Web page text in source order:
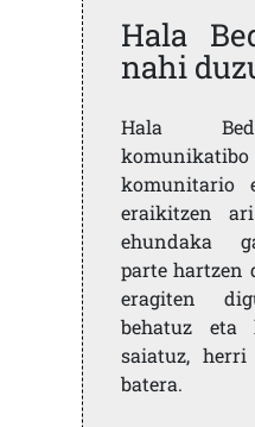
Hala
nahi
Hala
komunitario
eraikitzen
ehundaka
parte hartzen
eragiten
behatuz eta
saiatuz, herri
batera.